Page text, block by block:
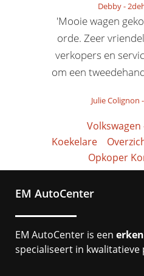
Debby-
'Mooie wagen
orde. Zeer
verkopers en
om een
Julie Colignon -
Koekelare
Opkoper
EM AutoCenter
EM AutoCenter is een
specialiseert in kwalitatieve